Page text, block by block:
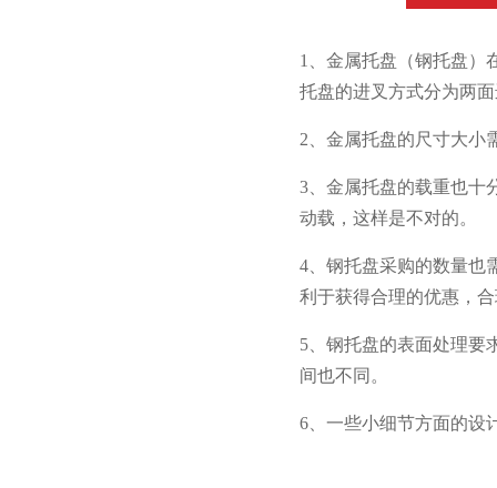
1、金属托盘（钢托盘
托盘的进叉方式分为两面
2、金属托盘的尺寸大小需
3、金属托盘的载重也
动载，这样是不对的。
4、钢托盘采购的数量
利于获得合理的优惠，合
5、钢托盘的表面处理要
间也不同。
6、 一些小细节方面的设计